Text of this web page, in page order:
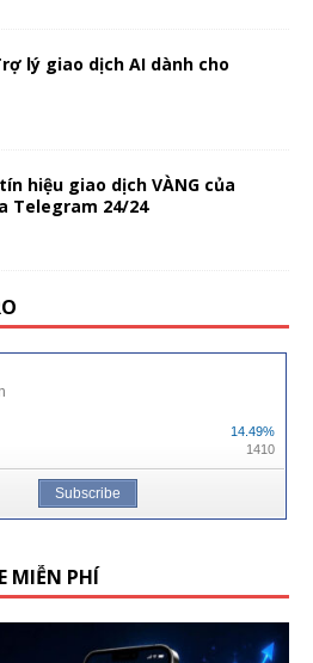
lý giao dịch AI dành cho
hiệu giao dịch VÀNG của
Telegram 24/24
MIỄN PHÍ